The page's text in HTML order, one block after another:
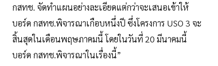
กสทช. จัดทำแผนอย่างละเอียดแต่กว่าจะเสนอเข้าให้
บอร์ด กสทช.พิจารณาเกือบหนึ่งปี ซึ่งโครงการ USO 3 จะ
สิ้นสุดในเดือนพฤษภาคมนี้ โดยในวันที่ 20 มีนาคมนี้
บอร์ด กสทช.พิจารณาในเรื่องนี้”